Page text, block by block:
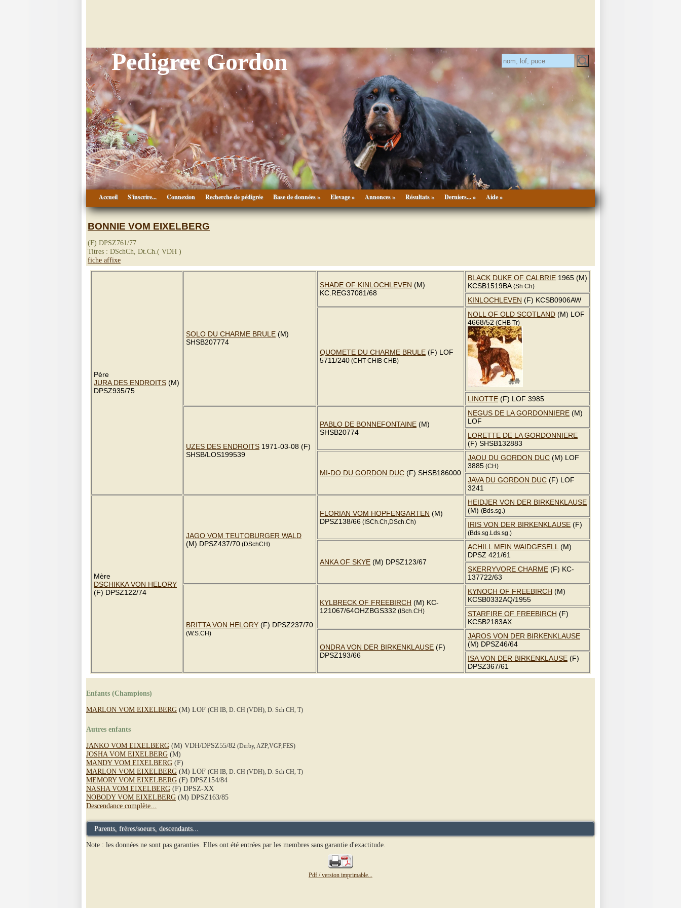
Pedigree Gordon
Accueil S'inscrire... Connexion Recherche de pédigrée Base de données » Elevage » Annonces » Résultats » Derniers... » Aide »
BONNIE VOM EIXELBERG
(F) DPSZ761/77
Titres : DSchCh, Dt.Ch.( VDH )
fiche affixe
Père
JURA DES ENDROITS (M)
DPSZ935/75
SOLO DU CHARME BRULE (M)
SHSB207774
SHADE OF KINLOCHLEVEN (M)
KC.REG37081/68
BLACK DUKE OF CALBRIE 1965 (M)
KCSB1519BA (Sh Ch)
KINLOCHLEVEN (F) KCSB0906AW
QUOMETE DU CHARME BRULE (F) LOF
5711/240 (CHT CHIB CHB)
NOLL OF OLD SCOTLAND (M) LOF
4668/52 (CHB Tr)
LINOTTE (F) LOF 3985
UZES DES ENDROITS 1971-03-08 (F)
SHSB/LOS199539
PABLO DE BONNEFONTAINE (M)
SHSB20774
NEGUS DE LA GORDONNIERE (M)
LOF
LORETTE DE LA GORDONNIERE
(F) SHSB132883
MI-DO DU GORDON DUC (F) SHSB186000
JAOU DU GORDON DUC (M) LOF
3885 (CH)
JAVA DU GORDON DUC (F) LOF
3241
Mère
DSCHIKKA VON HELORY
(F) DPSZ122/74
JAGO VOM TEUTOBURGER WALD
(M) DPSZ437/70 (DSchCH)
FLORIAN VOM HOPFENGARTEN (M)
DPSZ138/66 (ISCh.Ch,DSch.Ch)
HEIDJER VON DER BIRKENKLAUSE
(M) (Bds.sg.)
IRIS VON DER BIRKENKLAUSE (F)
(Bds.sg.Lds.sg.)
ANKA OF SKYE (M) DPSZ123/67
ACHILL MEIN WAIDGESELL (M)
DPSZ 421/61
SKERRYVORE CHARME (F) KC-
137722/63
BRITTA VON HELORY (F) DPSZ237/70
(W.S.CH)
KYLBRECK OF FREEBIRCH (M) KC-
121067/64OHZBGS332 (ISch.CH)
KYNOCH OF FREEBIRCH (M)
KCSB0332AQ/1955
STARFIRE OF FREEBIRCH (F)
KCSB2183AX
ONDRA VON DER BIRKENKLAUSE (F)
DPSZ193/66
JAROS VON DER BIRKENKLAUSE
(M) DPSZ46/64
ISA VON DER BIRKENKLAUSE (F)
DPSZ367/61
Enfants (Champions)
MARLON VOM EIXELBERG (M) LOF (CH IB, D. CH (VDH), D. Sch CH, T)
Autres enfants
JANKO VOM EIXELBERG (M) VDH/DPSZ55/82 (Derby, AZP,VGP,FES)
JOSHA VOM EIXELBERG (M)
MANDY VOM EIXELBERG (F)
MARLON VOM EIXELBERG (M) LOF (CH IB, D. CH (VDH), D. Sch CH, T)
MEMORY VOM EIXELBERG (F) DPSZ154/84
NASHA VOM EIXELBERG (F) DPSZ-XX
NOBODY VOM EIXELBERG (M) DPSZ163/85
Descendance complète...
Parents, frères/soeurs, descendants...
Note : les données ne sont pas garanties. Elles ont été entrées par les membres sans garantie d'exactitude.
Pdf / version imprimable...